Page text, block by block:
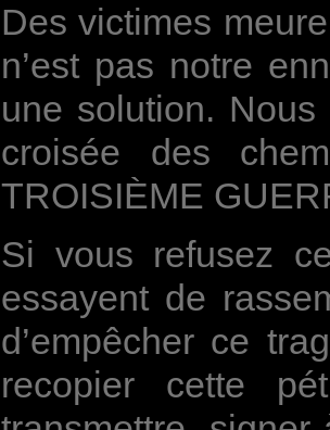
Des victimes
n’est pas notre
une solution. Nous
croisée des
TROISIÈME
Si vous refusez
essayent de
d’empêcher ce
recopier cette